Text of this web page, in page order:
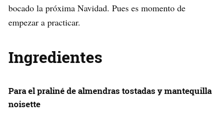
bocado la próxima Navidad. Pues es momento de
empezar a practicar.
Ingredientes
Para el praliné de almendras tostadas y mantequilla
noisette